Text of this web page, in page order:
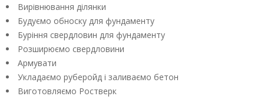
Вирівнювання ділянки
Будуємо обноску для фундаменту
Буріння свердловин для фундаменту
Розширюємо свердловини
Армувати
Укладаємо руберойд і заливаємо бетон
Виготовляємо Ростверк